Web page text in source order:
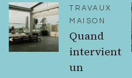
TRAVAUX
MAISON
Quand
intervient
un